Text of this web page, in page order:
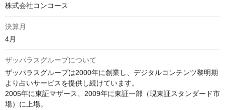
株式会社コンコース
決算月
4月
ザッパラスグループについて
ザッパラスグループは2000年に創業し、デジタルコンテンツ黎明期
より占いサービスを提供し続けています。
2005年に東証マザース、2009年に東証一部（現東証スタンダード市
場）に上場。